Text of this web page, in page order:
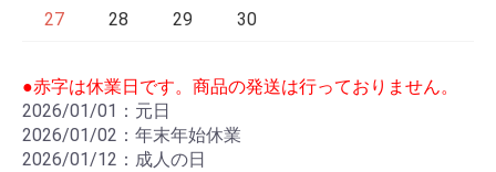
27 28 29 30
●赤字は休業日です。商品の発送は行っておりません。
2026/01/01：元日
2026/01/02：年末年始休業
2026/01/12：成人の日